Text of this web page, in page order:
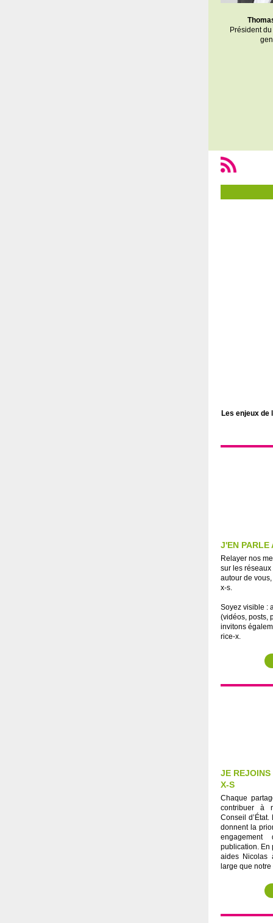
Président
Les enjeux de
J'EN PARLE
Relayer nos
sur les
autour de
x-s.
Soyez visible :
(vidéos, posts,
invitons
rice-x.
JE
X-S
Chaque
contribuer à
Conseil
donnent la
publication. En
aides Nicolas
large que